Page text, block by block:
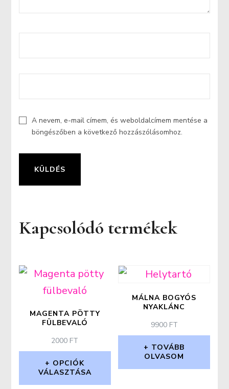
A nevem, e-mail címem, és weboldalcímem mentése a
böngészőben a következő hozzászólásomhoz.
Kapcsolódó termékek
MAGENTA PÖTTY
FÜLBEVALÓ
2000 FT
OPCIÓK
VÁLASZTÁSA
MÁLNA BOGYÓS
NYAKLÁNC
9900 FT
TOVÁBB
OLVASOM